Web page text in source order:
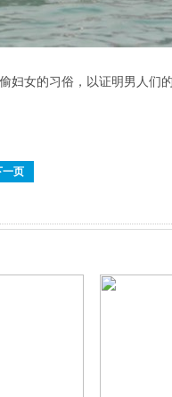
妇女的习俗，以证明男人们
一页